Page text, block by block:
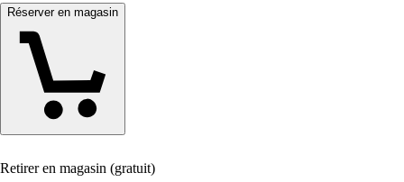
Réserver en magasin
Retirer en magasin (gratuit)